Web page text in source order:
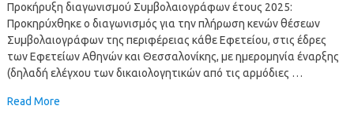
Προκήρυξη διαγωνισμού Συμβολαιογράφων έτους 2025:
Προκηρύχθηκε ο διαγωνισμός για την πλήρωση κενών θέσεων
Συμβολαιογράφων της περιφέρειας κάθε Εφετείου, στις έδρες
των Εφετείων Αθηνών και Θεσσαλονίκης, με ημερομηνία έναρξης
(δηλαδή ελέγχου των δικαιολογητικών από τις αρμόδιες …
Read More